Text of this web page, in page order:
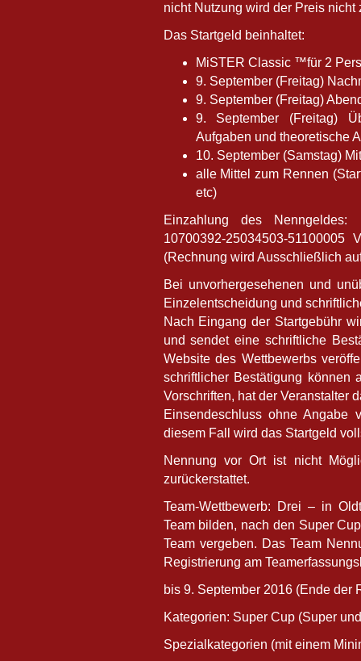
nicht Nutzung wird der Preis nicht
Das Startgeld beinhaltet:
MiSTER Classic ™für 2
9. September (Freitag)
9. September (Freitag)
9. September (Freitag)
Aufgaben und theoretische
10. September (Samstag)
alle Mittel zum Rennen
etc)
Einzahlung des Nenngeldes:
10700392-25034503-51100005
(Rechnung wird Ausschließlich
Bei unvorhergesehenen und
Einzelentscheidung und
Nach Eingang der Startgebühr
und sendet eine schriftliche
Website des Wettbewerbs
schriftlicher Bestätigung können
Vorschriften, hat der Veranstalter
Einsendeschluss ohne
diesem Fall wird das Startgeld
Nennung vor Ort ist nicht
zurückerstattet.
Team-Wettbewerb: Drei – in
Team bilden, nach den Super
Team vergeben. Das Team
Registrierung am
bis 9. September 2016 (Ende der
Kategorien: Super Cup (Super
Spezialkategorien (mit einem